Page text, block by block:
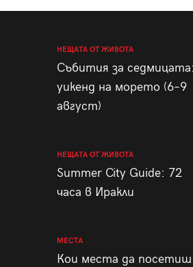
НЕЩАТА ОТ ЖИВОТА
Събития за седмицата:
уикенд на морето (6–9
август)
НЕЩАТА ОТ ЖИВОТА
Summer City Guide: 72
часа в Иракли
МЕСТА
Кои места да посетиш